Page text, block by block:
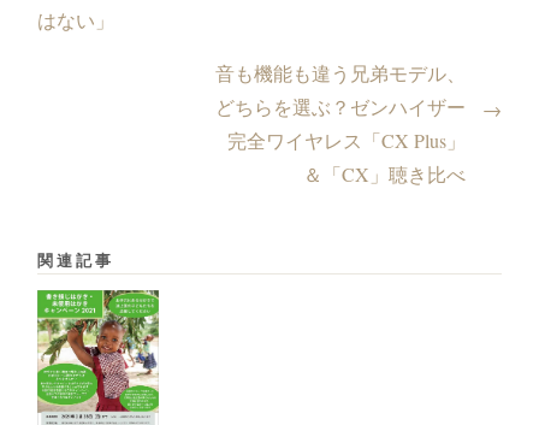
はない」
音も機能も違う兄弟モデル、
どちらを選ぶ？ゼンハイザー
完全ワイヤレス「CX Plus」
＆「CX」聴き比べ
→
関連記事